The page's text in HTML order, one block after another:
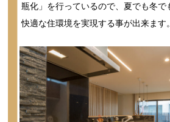
瓶化」を行っているので、夏でも冬で
快適な住環境を実現する事が出来ます。